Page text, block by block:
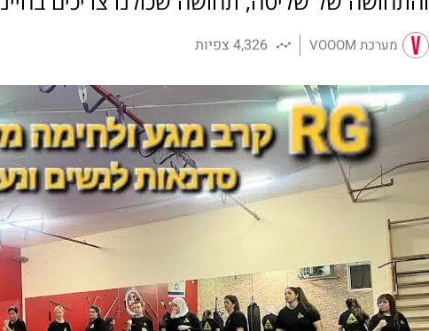
מערכת VOOOM 4,326 צפיות